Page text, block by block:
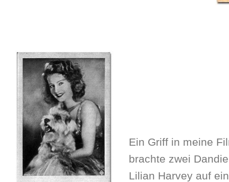
Ein Griff in meine
brachte zwei
Lilian Harvey auf